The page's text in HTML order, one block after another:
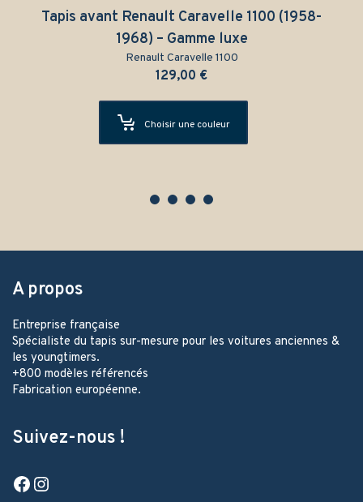
Tapis avant Renault Caravelle 1100 (1958-
1968) – Gamme luxe
Renault Caravelle 1100
129,00 €
Choisir une couleur
A propos
Entreprise française
Spécialiste du tapis sur-mesure pour les voitures anciennes &
les youngtimers.
+800 modèles référencés
Fabrication européenne.
Suivez-nous !
Facebook